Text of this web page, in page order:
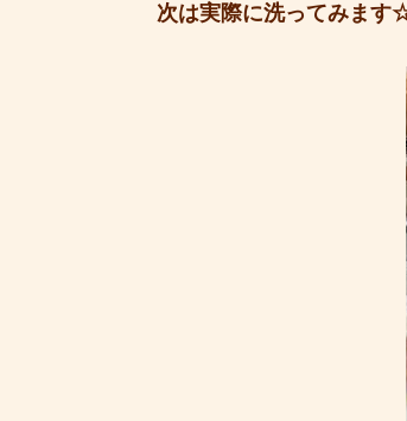
次は実際に洗ってみます